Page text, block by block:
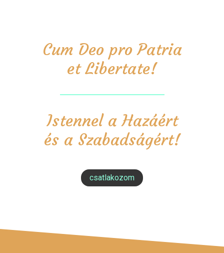
Cum Deo pro Patria
et Libertate!
Istennel a Hazáért
és a Szabadságért!
csatlakozom